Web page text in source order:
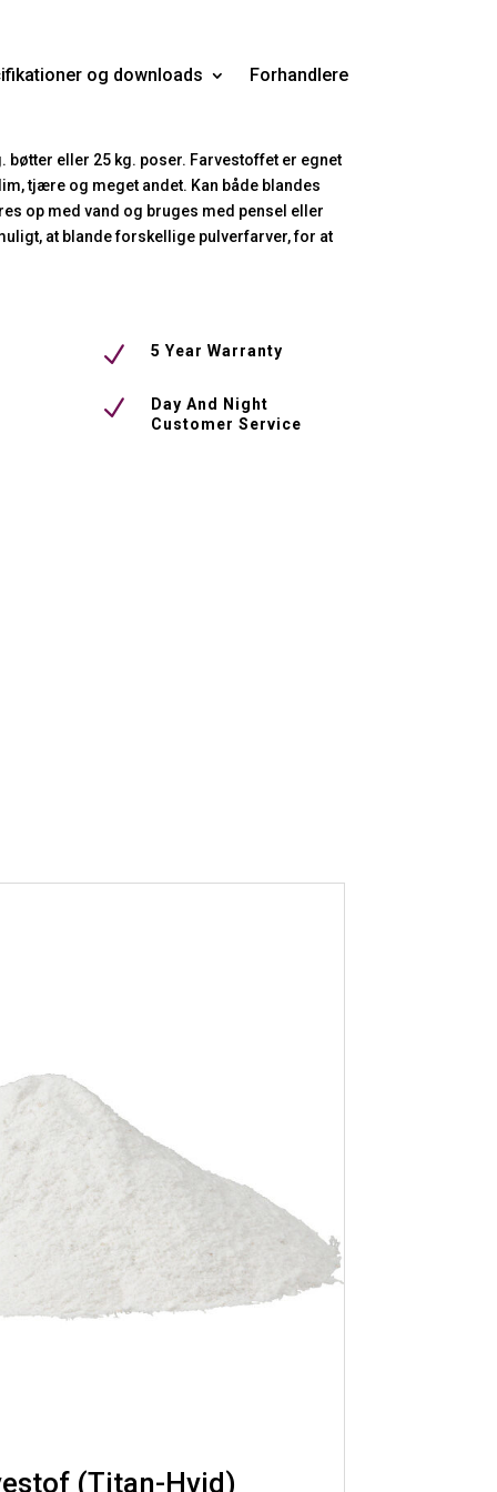
og downloads Forhandlere
bøtter eller 25 kg. poser. Farvestoffet er egnet
tjære og meget andet. Kan både blandes
op med vand og bruges med pensel eller
at blande forskellige pulverfarver, for at
N 5 Year Warranty
N
Day And Night
Customer Service
(Titan-Hvid)